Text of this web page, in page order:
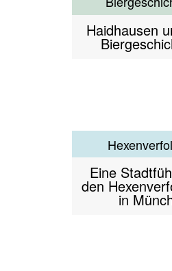
NS-
Im Garten ists
Gast am